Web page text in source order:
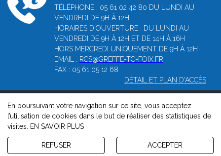
TÉLÉPHONE : 05 61 02 42 80 DU LUNDI AU
VENDREDI DE 9H À 12H
HORAIRES D'OUVERTURE : DU LUNDI AU
VENDREDI DE 9H À 12H ET DE 14H À 16H
HORS MERCREDI UNIQUEMENT DE 9H À 12H
EMAIL : RCS@GREFFE-TC-FOIX.FR
FAX : 05 61 05 12 68
DÉTAIL ET PLAN D'ACCÈS
© 2026, Greffe du Tribunal de Commerce de Foix -Mentions
légales-Contact -Gestion des cookies -Politique de
confidentialité et de cookies
Version : 1.8.1
En poursuivant votre navigation sur ce site, vous acceptez
l’utilisation de cookies dans le but de réaliser des statistiques de
visites.
EN SAVOIR PLUS
REFUSER ACCEPTER